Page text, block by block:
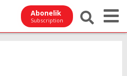
Abonelik
Subscription